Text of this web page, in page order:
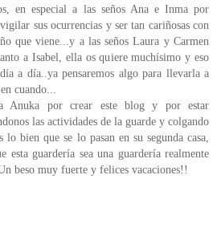
en especial a las seños Ana e Inma por
sus ocurrencias y ser tan cariñosas con
que viene...y a las seños Laura y Carmen
a Isabel, ella os quiere muchísimo y eso
a día..ya pensaremos algo para llevarla a
cuando...
Anuka por crear este blog y por estar
las actividades de la guarde y colgando
lo bien que se lo pasan en su segunda casa,
esta guardería sea una guardería realmente
beso muy fuerte y felices vacaciones!!